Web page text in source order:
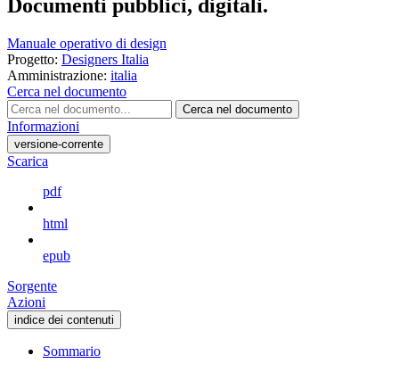
Documenti pubblici, digitali.
Manuale operativo di design
Progetto: Designers Italia
Amministrazione: italia
Cerca nel documento
Cerca nel documento
Informazioni
versione-corrente
Scarica
pdf
html
epub
Sorgente
Azioni
indice dei contenuti
Sommario